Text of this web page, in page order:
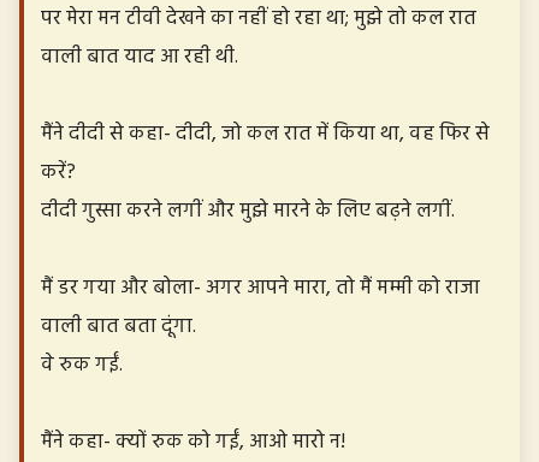
पर मेरा मन टीवी देखने का नहीं हो रहा था; मुझे तो कल रात
वाली बात याद आ रही थी.
मैंने दीदी से कहा- दीदी, जो कल रात में किया था, वह फिर से
करें?
दीदी गुस्सा करने लगीं और मुझे मारने के लिए बढ़ने लगीं.
मैं डर गया और बोला- अगर आपने मारा, तो मैं मम्मी को राजा
वाली बात बता दूंगा.
वे रुक गईं.
मैंने कहा- क्यों रुक को गईं, आओ मारो न!